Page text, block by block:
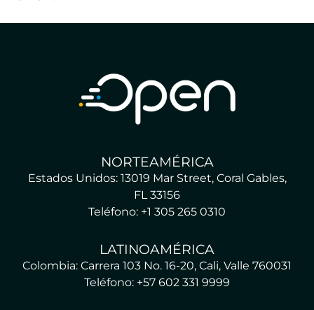
NORTEAMÉRICA
Estados Unidos: 13019 Mar Street, Coral Gables,
FL 33156
Teléfono: +1 305 265 0310
LATINOAMÉRICA
Colombia: Carrera 103 No. 16-20, Cali, Valle 760031
Teléfono: +57 602 331 9999